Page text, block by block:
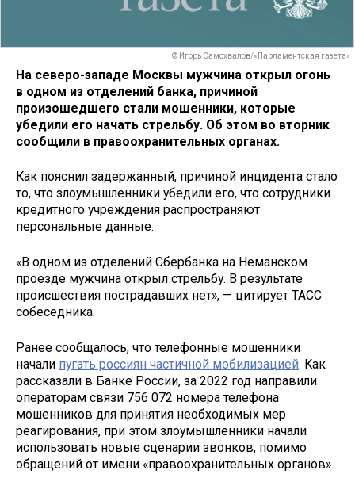
© Игорь Самохвалов/«Парламентская газета»
На северо-западе Москвы мужчина открыл огонь
в одном из отделений банка, причиной
произошедшего стали мошенники, которые
убедили его начать стрельбу. Об этом во вторник
сообщили в правоохранительных органах.
Как пояснил задержанный, причиной инцидента стало
то, что злоумышленники убедили его, что сотрудники
кредитного учреждения распространяют
персональные данные.
«В одном из отделений Сбербанка на Неманском
проезде мужчина открыл стрельбу. В результате
происшествия пострадавших нет», — цитирует ТАСС
собеседника.
Ранее сообщалось, что телефонные мошенники
начали пугать россиян частичной мобилизацией. Как
рассказали в Банке России, за 2022 год направили
операторам связи 756 072 номера телефона
мошенников для принятия необходимых мер
реагирования, при этом злоумышленники начали
использовать новые сценарии звонков, помимо
обращений от имени «правоохранительных органов».